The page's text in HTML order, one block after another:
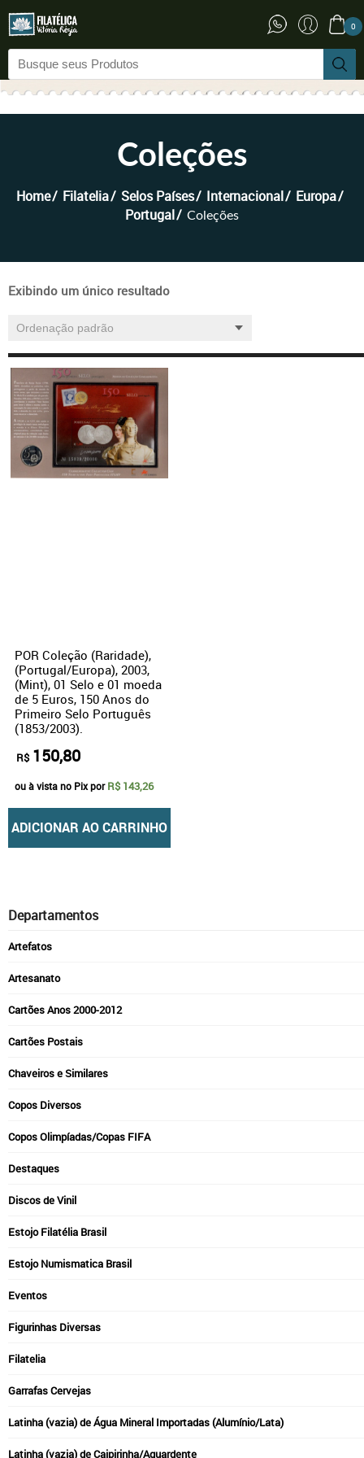
0
Coleções
Home Filatelia Selos Países Internacional
Europa
Portugal
Coleções
Exibindo um único resultado
POR Coleção (Raridade),
(Portugal/Europa), 2003,
(Mint), 01 Selo e 01 moeda
de 5 Euros, 150 Anos do
Primeiro Selo Português
(1853/2003).
R$ 150,80
ou à vista no Pix porR$ 143,26
ADICIONAR AO CARRINHO
Departamentos
Artefatos
Artesanato
Cartões Anos 2000-2012
Cartões Postais
Chaveiros e Similares
Copos Diversos
Copos Olimpíadas/Copas FIFA
Destaques
Discos de Vinil
Estojo Filatélia Brasil
Estojo Numismatica Brasil
Eventos
Figurinhas Diversas
Filatelia
Garrafas Cervejas
Latinha (vazia) de Água Mineral Importadas (Alumínio/Lata)
Latinha (vazia) de Caipirinha/Aguardente